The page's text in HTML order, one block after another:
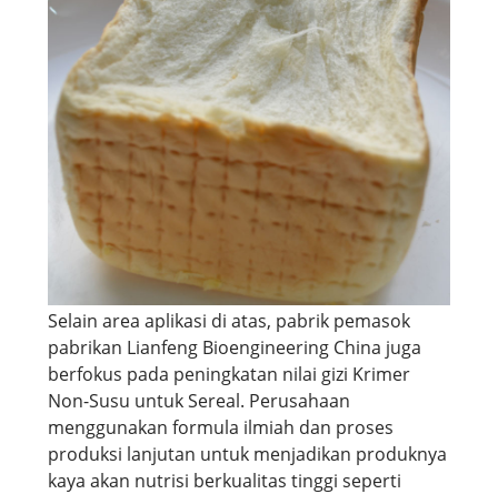
Selain area aplikasi di atas, pabrik pemasok
pabrikan Lianfeng Bioengineering China juga
berfokus pada peningkatan nilai gizi Krimer
Non-Susu untuk Sereal. Perusahaan
menggunakan formula ilmiah dan proses
produksi lanjutan untuk menjadikan produknya
kaya akan nutrisi berkualitas tinggi seperti